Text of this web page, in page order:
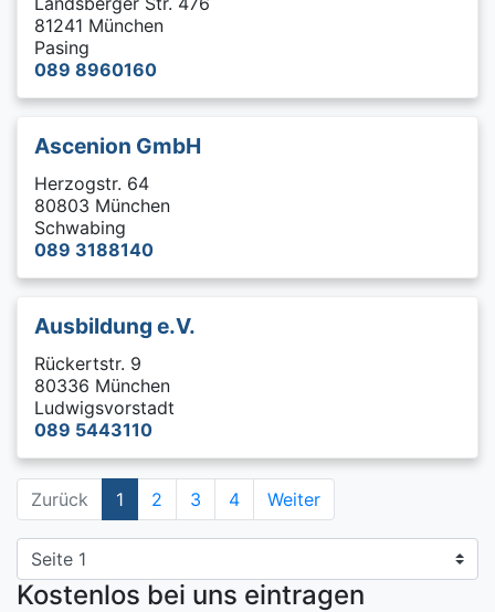
81241 München
Pasing
089 8960160
Ascenion GmbH
Herzogstr. 64
80803 München
Schwabing
089 3188140
Ausbildung e.V.
Rückertstr. 9
80336 München
Ludwigsvorstadt
089 5443110
Zurück 1 2 3 4 Weiter
Kostenlos bei uns eintragen